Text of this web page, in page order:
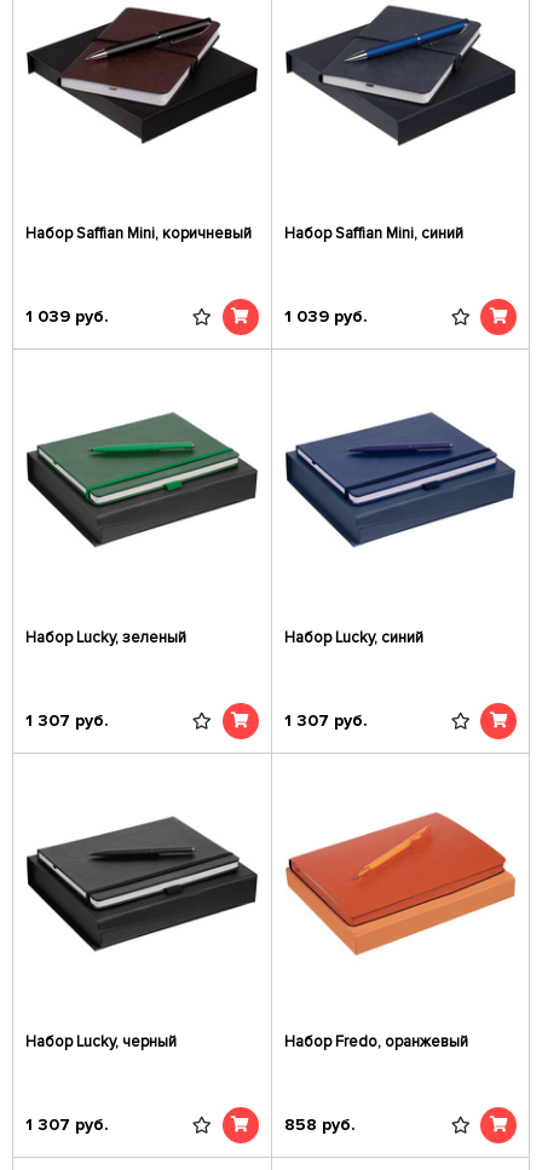
Набор Saffian Mini, коричневый
1 039 руб.
Набор Saffian Mini, синий
1 039 руб.
Набор Lucky, зеленый
1 307 руб.
Набор Lucky, синий
1 307 руб.
Набор Lucky, черный
1 307 руб.
Набор Fredo, оранжевый
858 руб.